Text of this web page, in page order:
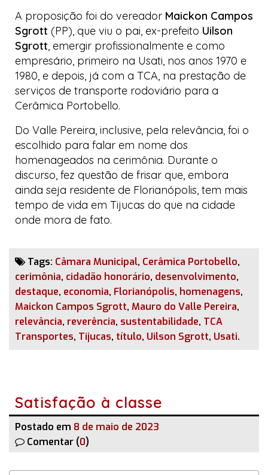
A proposição foi do vereador Maickon Campos
Sgrott (PP), que viu o pai, ex-prefeito Uilson
Sgrott, emergir profissionalmente e como
empresário, primeiro na Usati, nos anos 1970 e
1980, e depois, já com a TCA, na prestação de
serviços de transporte rodoviário para a
Cerâmica Portobello.
Do Valle Pereira, inclusive, pela relevância, foi o
escolhido para falar em nome dos
homenageados na cerimônia. Durante o
discurso, fez questão de frisar que, embora
ainda seja residente de Florianópolis, tem mais
tempo de vida em Tijucas do que na cidade
onde mora de fato.
Tags: Câmara Municipal, Cerâmica Portobello,
cerimônia, cidadão honorário, desenvolvimento,
destaque, economia, Florianópolis, homenagens,
Maickon Campos Sgrott, Mauro do Valle Pereira,
relevância, reverência, sustentabilidade, TCA
Transportes, Tijucas, título, Uilson Sgrott, Usati.
Satisfação à classe
Postado em 8 de maio de 2023
Comentar (0)